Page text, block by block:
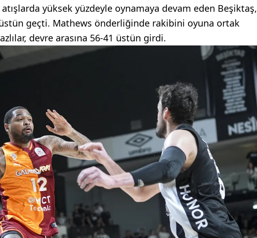
yüksek yüzdeyle oynamaya devam eden Beşiktaş,
üstün geçti. Mathews önderliğinde rakibini oyuna ortak
devre arasına 56-41 üstün girdi.